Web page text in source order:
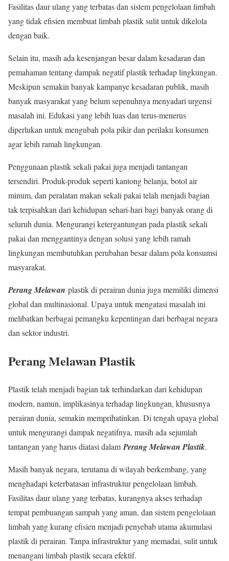
Fasilitas daur ulang yang terbatas dan sistem pengelolaan limbah
yang tidak efisien membuat limbah plastik sulit untuk dikelola
dengan baik.
Selain itu, masih ada kesenjangan besar dalam kesadaran dan
pemahaman tentang dampak negatif plastik terhadap lingkungan.
Meskipun semakin banyak kampanye kesadaran publik, masih
banyak masyarakat yang belum sepenuhnya menyadari urgensi
masalah ini. Edukasi yang lebih luas dan terus-menerus
diperlukan untuk mengubah pola pikir dan perilaku konsumen
agar lebih ramah lingkungan.
Penggunaan plastik sekali pakai juga menjadi tantangan
tersendiri. Produk-produk seperti kantong belanja, botol air
minum, dan peralatan makan sekali pakai telah menjadi bagian
tak terpisahkan dari kehidupan sehari-hari bagi banyak orang di
seluruh dunia. Mengurangi ketergantungan pada plastik sekali
pakai dan menggantinya dengan solusi yang lebih ramah
lingkungan membutuhkan perubahan besar dalam pola konsumsi
masyarakat.
Perang Melawan plastik di perairan dunia juga memiliki dimensi
global dan multinasional. Upaya untuk mengatasi masalah ini
melibatkan berbagai pemangku kepentingan dari berbagai negara
dan sektor industri.
Perang Melawan Plastik
Plastik telah menjadi bagian tak terhindarkan dari kehidupan
modern, namun, implikasinya terhadap lingkungan, khususnya
perairan dunia, semakin memprihatinkan. Di tengah upaya global
untuk mengurangi dampak negatifnya, masih ada sejumlah
tantangan yang harus diatasi dalam Perang Melawan Plastik.
Masih banyak negara, terutama di wilayah berkembang, yang
menghadapi keterbatasan infrastruktur pengelolaan limbah.
Fasilitas daur ulang yang terbatas, kurangnya akses terhadap
tempat pembuangan sampah yang aman, dan sistem pengelolaan
limbah yang kurang efisien menjadi penyebab utama akumulasi
plastik di perairan. Tanpa infrastruktur yang memadai, sulit untuk
menangani limbah plastik secara efektif.